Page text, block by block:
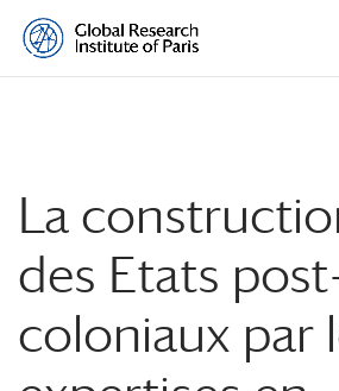
La
des Etats
coloniaux par